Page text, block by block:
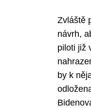
Zvláště
návrh,
piloti již
by k